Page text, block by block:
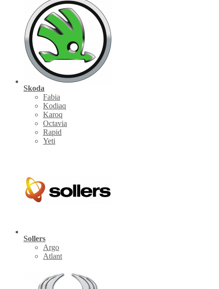
Skoda
Fabia
Kodiaq
Karoq
Octavia
Rapid
Yeti
Sollers
Argo
Atlant